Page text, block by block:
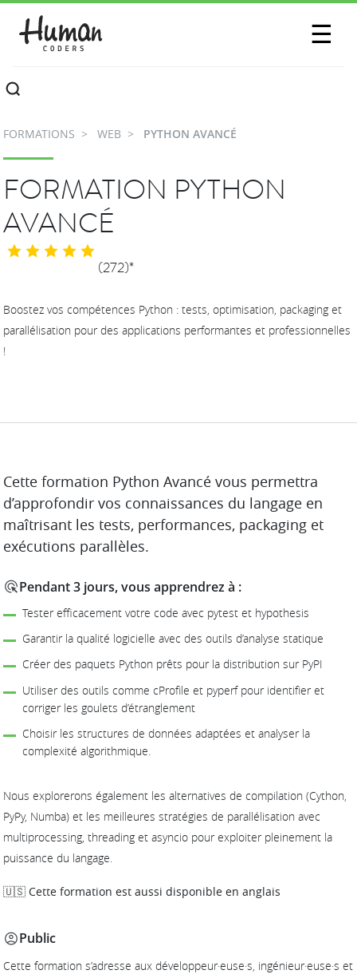
☰
CONTACTEZ-NOUS
FORMATIONS WEB PYTHON AVANCÉ
FORMATION PYTHON
AVANCÉ
(272)*
Boostez vos compétences Python : tests, optimisation, packaging et
parallélisation pour des applications performantes et professionnelles
!
DESCRIPTION
Cette formation Python Avancé vous permettra
d’approfondir vos connaissances du langage en
maîtrisant les tests, performances, packaging et
exécutions parallèles.
Pendant 3 jours, vous apprendrez à :
Tester efficacement votre code avec pytest et hypothesis
Garantir la qualité logicielle avec des outils d’analyse statique
Créer des paquets Python prêts pour la distribution sur PyPI
Utiliser des outils comme cProfile et pyperf pour identifier et
corriger les goulets d’étranglement
Choisir les structures de données adaptées et analyser la
complexité algorithmique.
Nous explorerons également les alternatives de compilation (Cython,
PyPy, Numba) et les meilleures stratégies de parallélisation avec
multiprocessing, threading et asyncio pour exploiter pleinement la
puissance du langage.
🇺🇸 Cette formation est aussi disponible en anglais
Public
Cette formation s’adresse aux développeur·euse·s, ingénieur·euse·s et